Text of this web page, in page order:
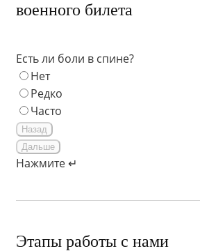
военного билета
Есть ли боли в спине?
Нет
Редко
Часто
Назад
Дальше
Нажмите ↵
Этапы работы с нами